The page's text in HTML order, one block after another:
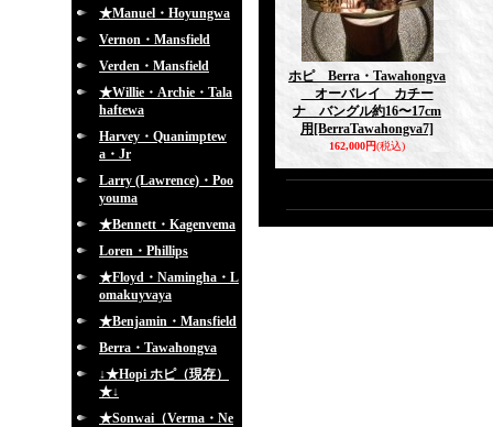
★Manuel・Hoyungwa
Vernon・Mansfield
Verden・Mansfield
★Willie・Archie・Tala
haftewa
Harvey・Quanimptew
a・Jr
Larry (Lawrence)・Poo
youma
★Bennett・Kagenvema
Loren・Phillips
★Floyd・Namingha・L
omakuyvaya
★Benjamin・Mansfield
Berra・Tawahongva
↓★Hopi ホピ（現存）
★↓
★Sonwai（Verma・Ne
ホピ Berra・Tawahongva
オーバレイ カチー
ナ バングル約16〜17cm
用 [BerraTawahongva7]
162,000円(税込)